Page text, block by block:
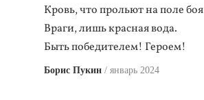
Кровь, что прольют на поле боя
Враги, лишь красная вода.
Быть победителем! Героем!
Борис Пукин январь 2024